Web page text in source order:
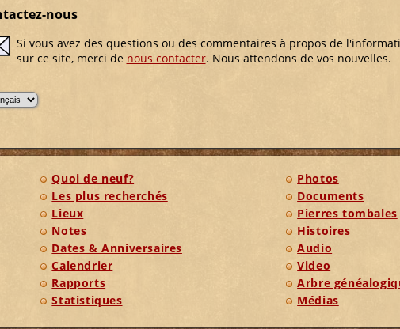
nous
Si vous avez des questions ou des commentaires à propos de
sur ce site, merci de nous contacter. Nous attendons de vos nouvelles.
Quoi de neuf?
Les plus recherchés
Lieux
Notes
Dates & Anniversaires
Calendrier
Rapports
Statistiques
Photos
Documents
Pierres tombales
Histoires
Audio
Video
Arbre
Médias